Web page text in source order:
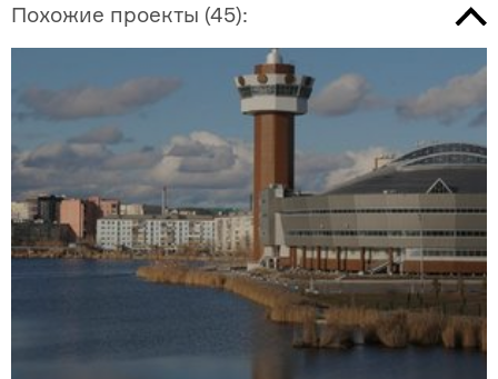
Похожие проекты (45):